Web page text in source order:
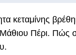
κεταμίνης
Πέρι. Πώς